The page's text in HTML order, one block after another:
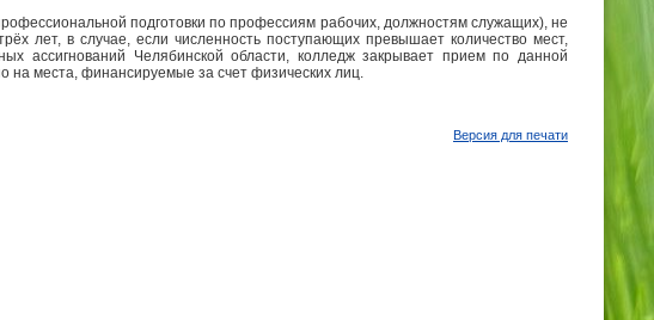
подготовки по профессиям рабочих, должностям служащих), не
лет, в случае, если численность поступающих превышает количество мест,
ассигнований Челябинской области, колледж закрывает прием по данной
на места, финансируемые за счет физических лиц.
Версия для печати